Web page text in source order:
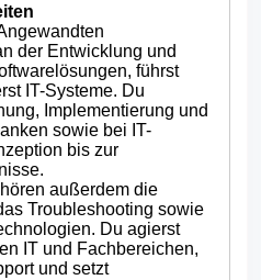
der Entwicklung und
führst
IT-Systeme. Du
Implementierung und
sowie bei IT-
bis zur
außerdem die
Troubleshooting sowie
Du agierst
IT und Fachbereichen,
und setzt